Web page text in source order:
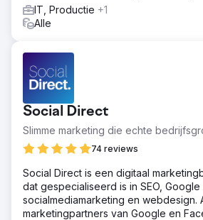
IT, Productie +1
Alle
Social Direct
Slimme marketing die echte
74 reviews
Social Direct is een digitaal
dat gespecialiseerd is in SEO, Google
socialmediamarketing en webdesign.
marketingpartners van Google en